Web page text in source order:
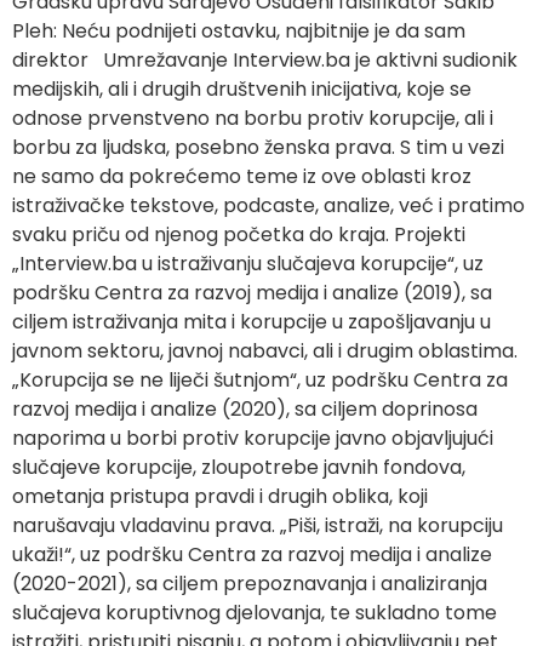
Pleh: Neću podnijeti ostavku, najbitnije je da sam
direktor Umrežavanje Interview.ba je aktivni sudionik
medijskih, ali i drugih društvenih inicijativa, koje se
odnose prvenstveno na borbu protiv korupcije, ali i
borbu za ljudska, posebno ženska prava. S tim u vezi
ne samo da pokrećemo teme iz ove oblasti kroz
istraživačke tekstove, podcaste, analize, već i pratimo
svaku priču od njenog početka do kraja. Projekti
„Interview.ba u istraživanju slučajeva korupcije“, uz
podršku Centra za razvoj medija i analize (2019), sa
ciljem istraživanja mita i korupcije u zapošljavanju u
javnom sektoru, javnoj nabavci, ali i drugim oblastima.
„Korupcija se ne liječi šutnjom“, uz podršku Centra za
razvoj medija i analize (2020), sa ciljem doprinosa
naporima u borbi protiv korupcije javno objavljujući
slučajeve korupcije, zloupotrebe javnih fondova,
ometanja pristupa pravdi i drugih oblika, koji
narušavaju vladavinu prava. „Piši, istraži, na korupciju
ukaži!“, uz podršku Centra za razvoj medija i analize
(2020-2021), sa ciljem prepoznavanja i analiziranja
slučajeva koruptivnog djelovanja, te sukladno tome